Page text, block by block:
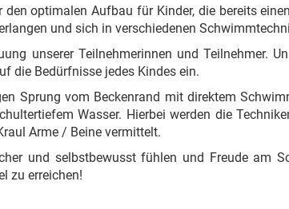
optimalen Aufbau für Kinder, die bereits
und sich in verschiedenen
unserer Teilnehmerinnen und Teilnehmer.
die Bedürfnisse jedes Kindes ein.
Sprung vom Beckenrand mit direktem
Wasser. Hierbei werden die
Arme / Beine vermittelt.
und selbstbewusst fühlen und Freude am
zu erreichen!